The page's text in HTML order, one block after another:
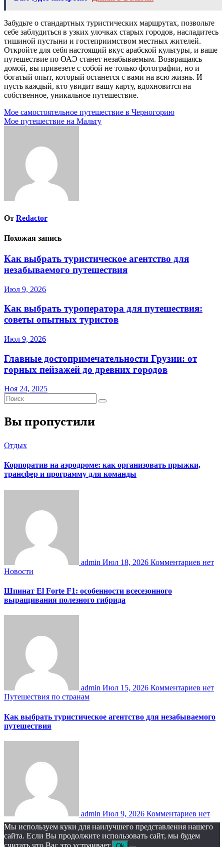
Забудьте о стандартных туристических маршрутах, позвольте
себе заблудиться в узких улочках старых городов, насладитесь
тишиной пустыни и гостеприимством местных жителей.
Откройте для себя настоящий вкус арабской культуры, и ваше
путешествие по ОАЭ станет незабываемым. Возвращаясь
домой, вы привезете с собой не только фотографии, но и
богатый опыт, который останется с вами на всю жизнь. И
пусть каждый, кто увидит вашу карту, вдохновится на
собственное, уникальное путешествие.
Навигация
по
Мое самостоятельное путешествие в Черногорию
Мое путешествие на Мальту
От Redactor
Похожая запись
Как выбрать туристическое агентство для
незабываемого путешествия
Июл 9, 2026
Как выбрать туроператора для путешествия:
советы опытных туристов
Июл 9, 2026
Главные достопримечательности Грузии: от
горных пейзажей до древних городов
Ноя 24, 2025
Вы пропустили
Отдых
Корпоратив на аэродроме: как организовать прыжки,
трансфер и программу для команды
admin Июл 18, 2026 Комментариев нет
Новости
Шпинат El Forte F1: особенности всесезонного
выращивания полезного гибрида
admin Июл 15, 2026 Комментариев нет
Путешествия по странам
Как выбрать туристическое агентство для незабываемого
путешествия
admin Июл 9, 2026 Комментариев нет
Мы используем куки для наилучшего представления нашего
сайта. Если Вы продолжите использовать сайт, мы будем
считать что Вас это устраивает.